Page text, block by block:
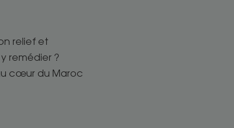
relief et
remédier ?
cœur du Maroc